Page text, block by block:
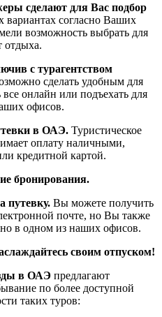
сделают для Вас подбор
вариантах согласно Ваших
возможность выбрать для
отдыха.
с турагентством
сделать удобным для
онлайн или подъехать для
офисов.
в ОАЭ. Туристическое
оплату наличными,
кредитной картой.
бронирования.
путевку. Вы можете получить
почте, но Вы также
в одном из наших офисов.
своим отпуском!
в ОАЭ предлагают
по более доступной
таких туров: